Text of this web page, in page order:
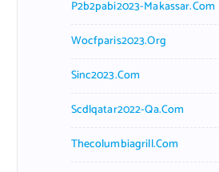
P2b2pabi2023-Makassar.com
Wocfparis2023.org
Sinc2023.com
Scdlqatar2022-Qa.com
Thecolumbiagrill.com